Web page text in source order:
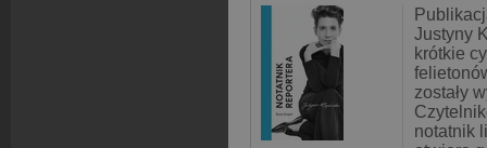
Justyny
krótkie
zostały
notatnik